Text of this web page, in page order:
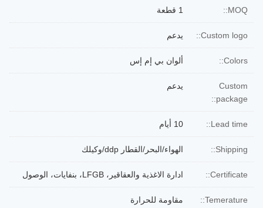
MOQ:: 1 قطعة
Custom logo:: يدعم
Colors:: ألوان بي إم إس
Custom
package::
يدعم
Lead time:: 10 أيام
Shipping:: الهواء/البحر/القطار ddp/وكيلك
Certificate:: ادارة الاغذية والعقاقير، LFGB، بنفايات، الوصول
Temerature:: مقاومة للحرارة